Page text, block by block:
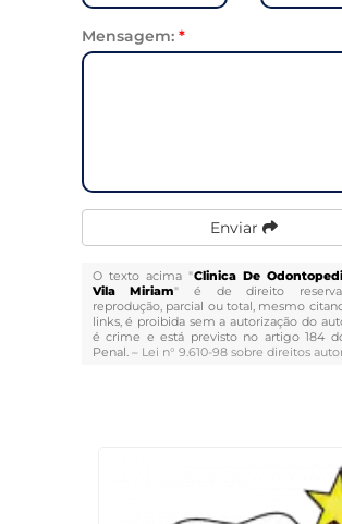
Mensagem: *
Enviar
O texto acima "Clinica De
Vila Miriam" é de direito
reprodução, parcial ou total, mesmo
links, é proibida sem a autorização do
é crime e está previsto no artigo 184
Penal. – Lei n° 9.610-98 sobre direitos